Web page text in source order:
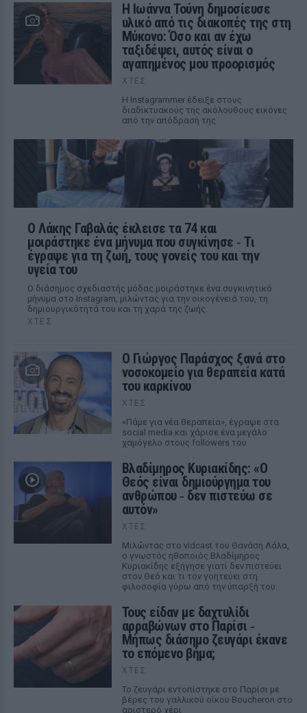
Η Ιωάννα Τούνη δημοσίευσε
υλικό από τις διακοπές της στη
Μύκονο: Όσο και αν έχω
ταξιδέψει, αυτός είναι ο
αγαπημένος μου προορισμός
ΧΤΕΣ
Η Instagrammer έδειξε στους
διαδικτυακούς της ακόλουθους εικόνες
από την απόδρασή της
Ο Λάκης Γαβαλάς έκλεισε τα 74 και
μοιράστηκε ένα μήνυμα που συγκίνησε ‑ Τι
έγραψε για τη ζωή, τους γονείς του και την
υγεία του
Ο διάσημος σχεδιαστής μόδας μοιράστηκε ένα συγκινητικό
μήνυμα στο Instagram, μιλώντας για την οικογένειά του, τη
δημιουργικότητά του και τη χαρά της ζωής.
ΧΤΕΣ
O Γιώργος Παράσχος ξανά στο
νοσοκομείο για θεραπεία κατά
του καρκίνου
ΧΤΕΣ
«Πάμε για νέα θεραπεία», έγραψε στα
social media και χάρισε ένα μεγάλο
χαμόγελο στους followers του
Βλαδίμηρος Κυριακίδης: «Ο
Θεός είναι δημιούργημα του
ανθρώπου ‑ δεν πιστεύω σε
αυτόν»
ΧΤΕΣ
Μιλώντας στο vidcast του Θανάση Λάλα,
ο γνωστός ηθοποιός Βλαδίμηρος
Κυριακίδης εξήγησε γιατί δεν πιστεύει
στον Θεό και τι τον γοητεύει στη
φιλοσοφία γύρω από την ύπαρξή του.
Τους είδαν με δαχτυλίδι
αρραβώνων στο Παρίσι ‑
Μήπως διάσημο ζευγάρι έκανε
το επόμενο βήμα;
ΧΤΕΣ
Το ζευγάρι εντοπίστηκε στο Παρίσι με
βέρες του γαλλικού οίκου Boucheron στο
αριστερό χέρι